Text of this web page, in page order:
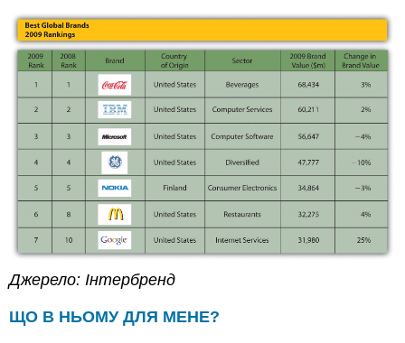
Джерело: Інтербренд
ЩО В НЬОМУ ДЛЯ МЕНЕ?